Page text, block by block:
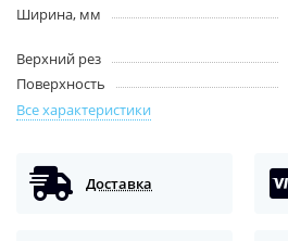
Ширина, мм
Верхний рез
Поверхность
Все характеристики
Доставка